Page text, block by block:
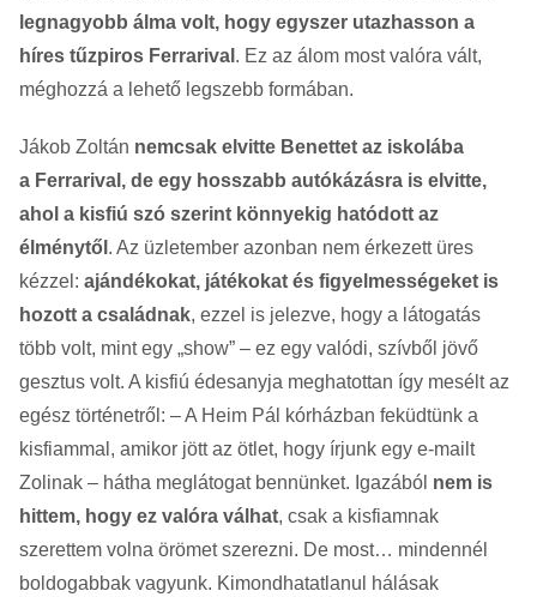
legnagyobb álma volt, hogy egyszer utazhasson a
híres tűzpiros Ferrarival . Ez az álom most valóra vált,
méghozzá a lehető legszebb formában.
Jákob Zoltán nemcsak elvitte Benettet az iskolába
a Ferrarival, de egy hosszabb autókázásra is elvitte,
ahol a kisfiú szó szerint könnyekig hatódott az
élménytől . Az üzletember azonban nem érkezett üres
kézzel: ajándékokat, játékokat és figyelmességeket is
hozott a családnak, ezzel is jelezve, hogy a látogatás
több volt, mint egy „show” – ez egy valódi, szívből jövő
gesztus volt. A kisfiú édesanyja meghatottan így mesélt az
egész történetről: – A Heim Pál kórházban feküdtünk a
kisfiammal, amikor jött az ötlet, hogy írjunk egy e-mailt
Zolinak – hátha meglátogat bennünket. Igazából nem is
hittem, hogy ez valóra válhat, csak a kisfiamnak
szerettem volna örömet szerezni. De most… mindennél
boldogabbak vagyunk. Kimondhatatlanul hálásak